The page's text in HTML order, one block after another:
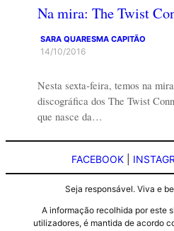
Na mira: The Twist
SARA QUARESMA CAPITÃO
14/10/2016
Nesta sexta-feira, temos na
discográfica dos The Twist
que nasce da…
FACEBOOK
Seja responsável. Viva e
A informação recolhida por este
utilizadores, é mantida de acordo